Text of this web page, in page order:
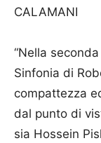
CALAMANI
“Nella
Sinfonia di
compattezza
dal punto di
sia Hossein